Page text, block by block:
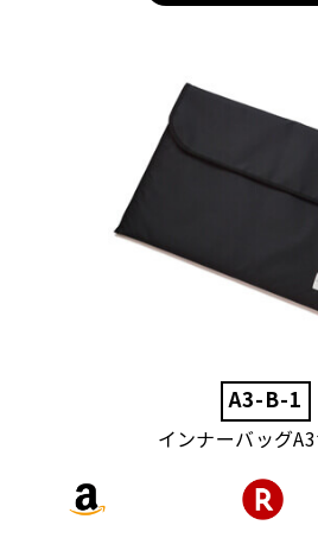
A3-B-1
インナーバッグ